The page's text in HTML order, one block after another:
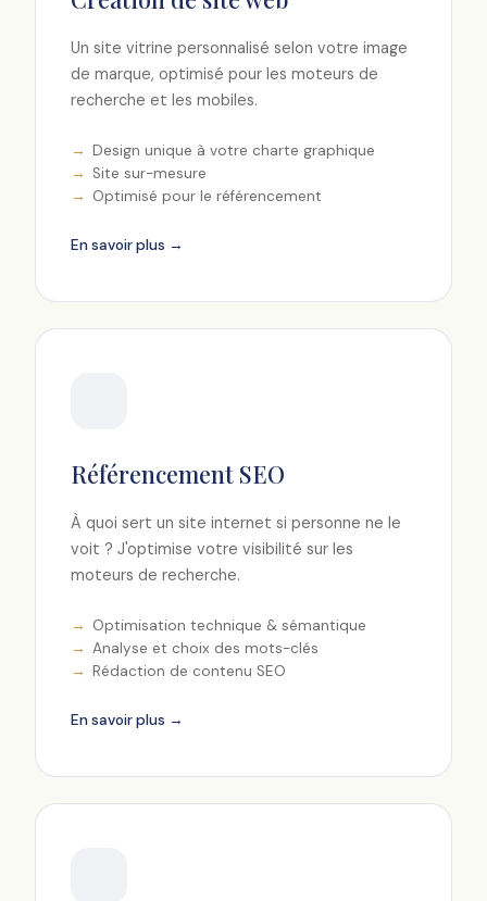
Un site vitrine personnalisé selon votre image
de marque, optimisé pour les moteurs de
recherche et les mobiles.
Design unique à votre charte graphique
Site sur-mesure
Optimisé pour le référencement
En savoir plus →
Référencement SEO
À quoi sert un site internet si personne ne le
voit ? J'optimise votre visibilité sur les
moteurs de recherche.
Optimisation technique & sémantique
Analyse et choix des mots-clés
Rédaction de contenu SEO
En savoir plus →